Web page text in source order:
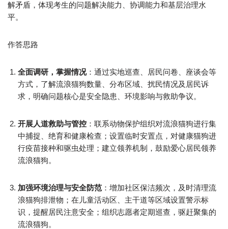
解矛盾，体现考生的问题解决能力、协调能力和基层治理水
平。​
作答思路​
全面调研，掌握情况：通过实地巡查、居民问卷、座谈会等
方式，了解流浪猫狗数量、分布区域、扰民情况及居民诉
求，明确问题核心是安全隐患、环境影响与救助争议。​
开展人道救助与管控 ：联系动物保护组织对流浪猫狗进行集
中捕捉、绝育和健康检查；设置临时安置点，对健康猫狗进
行疫苗接种和驱虫处理；建立领养机制，鼓励爱心居民领养
流浪猫狗。​
加强环境治理与安全防范 ：增加社区保洁频次，及时清理流
浪猫狗排泄物；在儿童活动区、主干道等区域设置警示标
识，提醒居民注意安全；组织志愿者定期巡查，驱赶聚集的
流浪猫狗。​